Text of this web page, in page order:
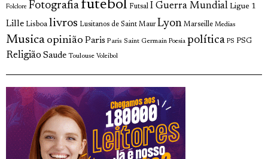
Folclore Fotografia futebol Futsal I Guerra Mundial Ligue 1
Lille Lisboa livros Lusitanos de Saint Maur Lyon Marseille Medias
Musica opinião Paris Paris Saint Germain Poesia política PS PSG
Religião Saude Toulouse Voleibol